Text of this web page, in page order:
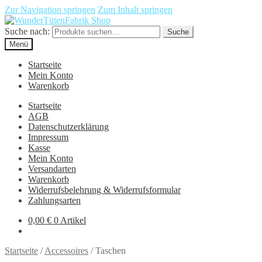
Zur Navigation springen Zum Inhalt springen
Suche nach:
Suche
Menü
Startseite
Mein Konto
Warenkorb
Startseite
AGB
Datenschutzerklärung
Impressum
Kasse
Mein Konto
Versandarten
Warenkorb
Widerrufsbelehrung & Widerrufsformular
Zahlungsarten
0,00 € 0 Artikel
Startseite /Accessoires /Taschen